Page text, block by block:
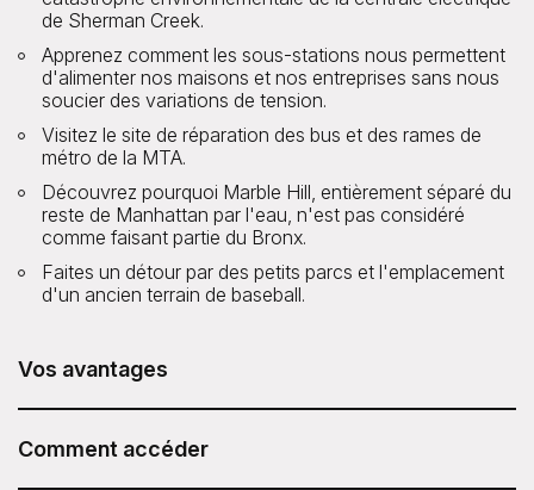
de Sherman Creek.
Apprenez comment les sous-stations nous permettent
d'alimenter nos maisons et nos entreprises sans nous
soucier des variations de tension.
Visitez le site de réparation des bus et des rames de
métro de la MTA.
Découvrez pourquoi Marble Hill, entièrement séparé du
reste de Manhattan par l'eau, n'est pas considéré
comme faisant partie du Bronx.
Faites un détour par des petits parcs et l'emplacement
d'un ancien terrain de baseball.
Vos avantages
Infrastructure Tour » proposée par Untapped New York
Comment accéder